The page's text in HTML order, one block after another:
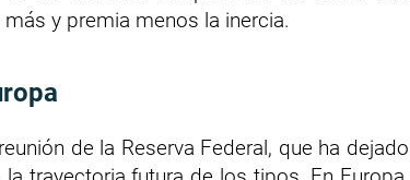
y premia menos la inercia.
de la Reserva Federal, que ha dejado